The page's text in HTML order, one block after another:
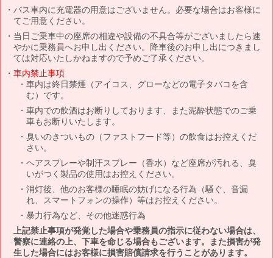
バス車内に充電器の用意はございません。必要な場合はお客様に
てご用意ください。
当日ご乗車中の座席の相違や設備の不具合等がございましたら速
やかに乗務員へお申し出ください。降車後のお申し出につきまし
ては対応いたしかねますので予めご了承ください。
車内禁止事項
車内は終日禁煙（アイコス、グローなどの電子タバコを含
む）です。
車内での飲酒はお断りしております、また泥酔状態でのご乗
車もお断りいたします。
臭いのきついもの（ファストフード等）の飲食はお控えくだ
さい。
ヘアスプレーや制汗スプレー（香水）など座席が汚れる、臭
いがつく製品の使用はお控えください。
消灯後、他のお客様の睡眠の妨げになる行為（騒ぐ、音漏
れ、スマートフォンの操作）等はお控えください。
暴力行為など、その他迷惑行為
上記禁止事項が発覚した場合や乗務員の指示に従わない場合は、
警察に連絡の上、下車を命じる場合もございます。また損害が発
生した場合にはお客様に損害賠償請求を行うことがあります。